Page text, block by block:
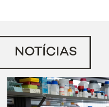
NOTÍCIAS